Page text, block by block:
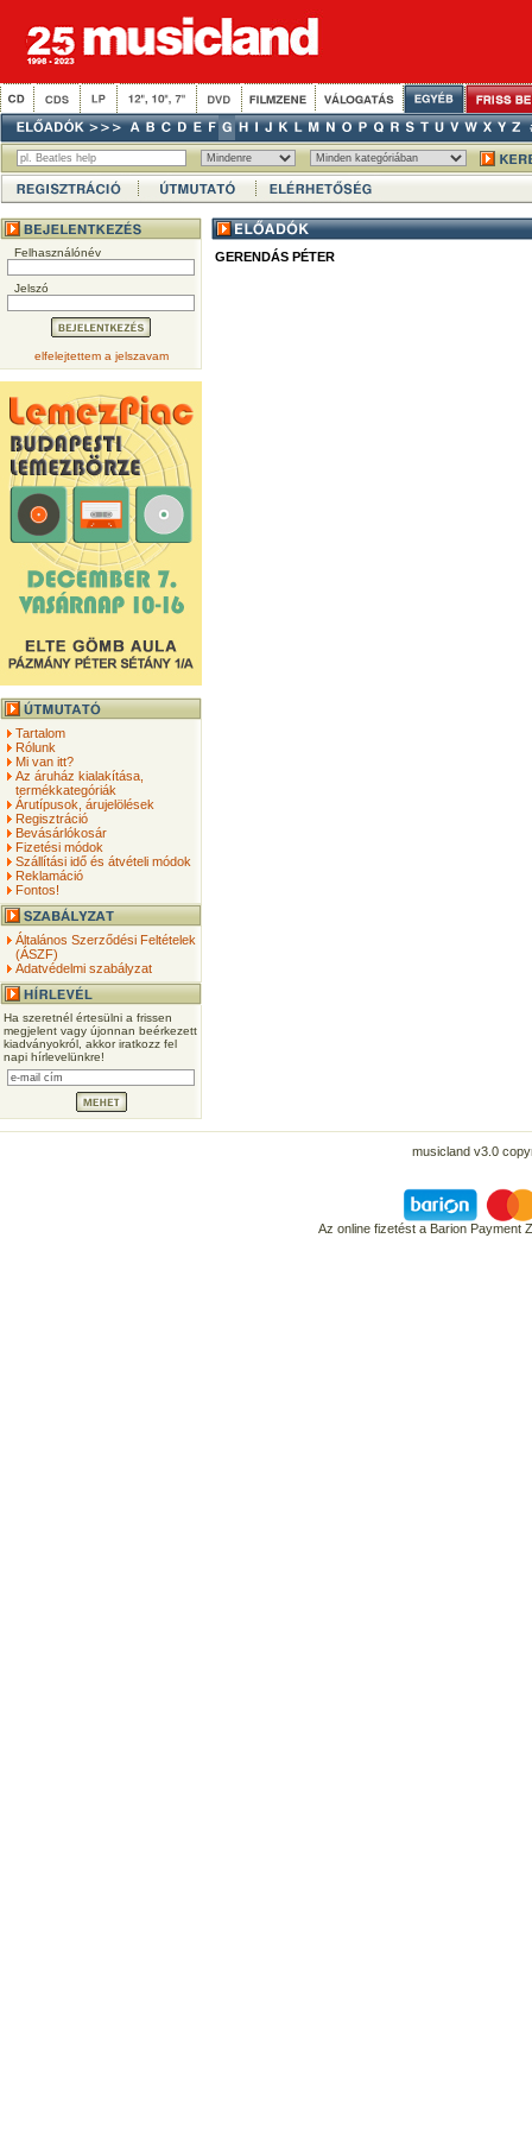
Felhasználónév
Jelszó
elfelejtettem a jelszavam
Tartalom
Rólunk
Mi van itt?
Az áruház kialakítása,
termékkategóriák
Árutípusok, árujelölések
Regisztráció
Bevásárlókosár
Fizetési módok
Szállítási idő és átvételi módok
Reklamáció
Fontos!
Általános Szerződési Feltételek
(ÁSZF)
Adatvédelmi szabályzat
Ha szeretnél értesülni a frissen
megjelent vagy újonnan beérkezett
kiadványokról, akkor iratkozz fel
napi hírlevelünkre!
GERENDÁS PÉTER
musicland v3.0
Az online fizetést a Barion Payment